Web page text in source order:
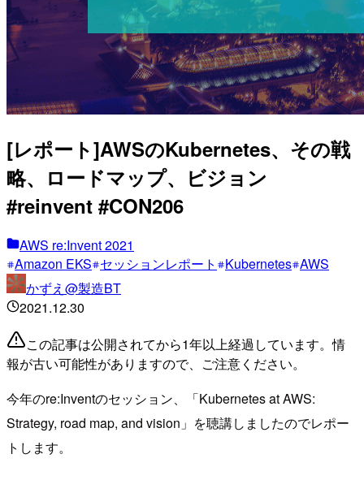
[レポート]AWSのKubernetes、その戦
略、ロードマップ、ビジョン
#reinvent #CON206
AWS re:Invent 2021
Amazon EKS セッションレポート Kubernetes AWS
かずえ@製造BT
2021.12.30
この記事は公開されてから1年以上経過しています。情
報が古い可能性がありますので、ご注意ください。
今年のre:Inventのセッション、「Kubernetes at AWS:
Strategy, road map, and vision」を聴講しましたのでレポー
トします。